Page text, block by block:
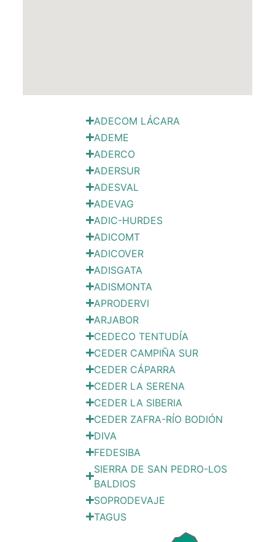
ADECOM LÁCARA
ADEME
ADERCO
ADERSUR
ADESVAL
ADEVAG
ADIC-HURDES
ADICOMT
ADICOVER
ADISGATA
ADISMONTA
APRODERVI
ARJABOR
CEDECO TENTUDÍA
CEDER CAMPIÑA SUR
CEDER CÁPARRA
CEDER LA SERENA
CEDER LA SIBERIA
CEDER ZAFRA-RÍO BODIÓN
DIVA
FEDESIBA
SIERRA DE SAN PEDRO-LOS
BALDIOS
SOPRODEVAJE
TAGUS